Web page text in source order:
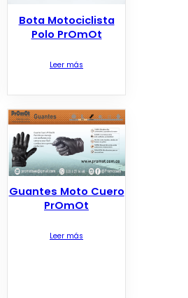
Bota Motociclista
Polo PrOmOt
Leer más
Guantes Moto Cuero
PrOmOt
Leer más